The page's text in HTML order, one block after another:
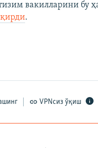
вакилларини бу
.
VPNсиз ўқиш